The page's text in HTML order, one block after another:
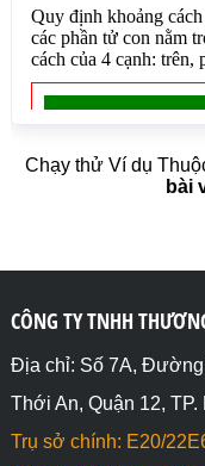
10px, cách cạnh
</body>
</html>
Chạy thử Ví dụ
bài
CÔNG TY TNHH
Địa chỉ: Số 7A,
Thới An, Quận 12, TP.
Trụ sở chính: E20/